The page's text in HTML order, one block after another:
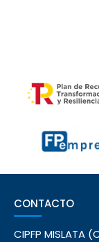
CONTACTO
CIPFP